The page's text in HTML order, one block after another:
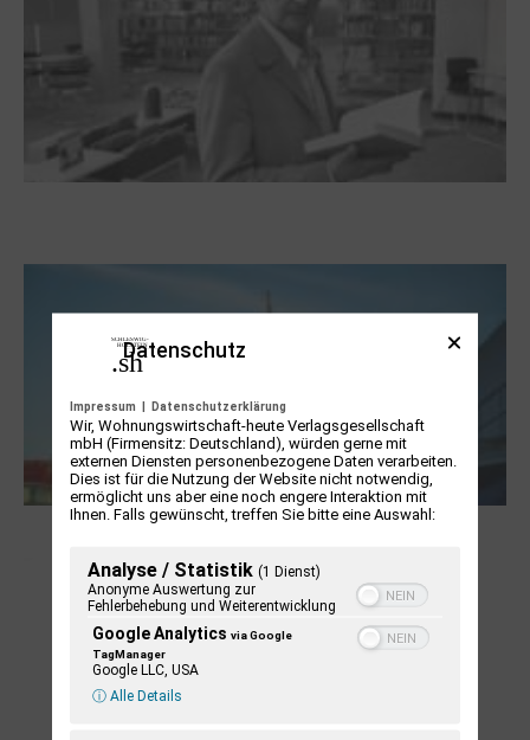
Datenschutz
Impressum Datenschutzerklärung
Wir, Wohnungswirtschaft-heute Verlagsgesellschaft
mbH (Firmensitz: Deutschland), würden gerne mit
externen Diensten personenbezogene Daten verarbeiten.
Dies ist für die Nutzung der Website nicht notwendig,
ermöglicht uns aber eine noch engere Interaktion mit
Ihnen. Falls gewünscht, treffen Sie bitte eine Auswahl:
Analyse / Statistik (1 Dienst)
Anonyme Auswertung zur
Fehlerbehebung und Weiterentwicklung
Google Analytics via Google
TagManager
Google LLC, USA
ⓘ Alle Details